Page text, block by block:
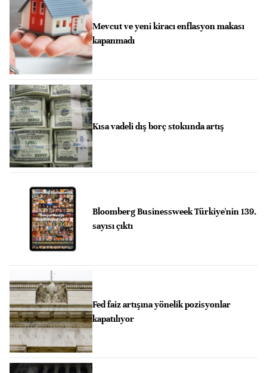
Mevcut ve yeni kiracı enflasyon makası
kapanmadı
Kısa vadeli dış borç stokunda artış
Bloomberg Businessweek Türkiye'nin 139.
sayısı çıktı
Fed faiz artışına yönelik pozisyonlar
kapatılıyor